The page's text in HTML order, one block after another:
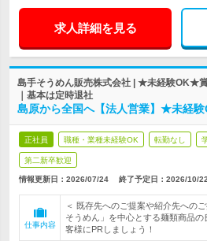
求人詳細を見る
島手そうめん販売株式会社 | ★未経験OK★
｜基本は定時退社
島原から全国へ【法人営業】★未経
正社員 職種・業種未経験OK 転勤なし
第二新卒歓迎
情報更新日：2026/07/24 終了予定日： 2026/10/22
仕事内容
＜ 既存先へのご提案や紹介先への
そうめん」を中心とする麺類商品
客様にPRしましょう！